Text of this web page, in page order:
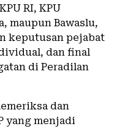
RI, KPU
maupun Bawaslu,
keputusan pejabat
dan final
di Peradilan
dan
yang menjadi